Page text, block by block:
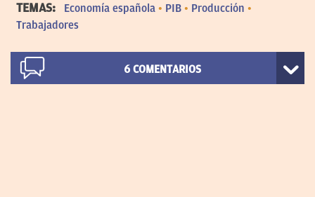
TEMAS: Economía española PIB
Producción
Trabajadores
6 COMENTARIOS